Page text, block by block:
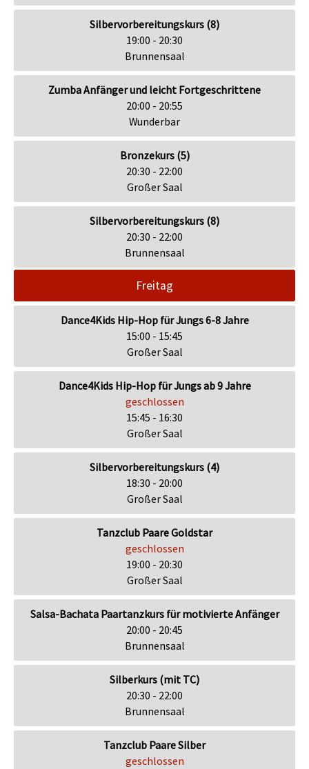
Silbervorbereitungskurs (8)
19:00 - 20:30
Brunnensaal
Zumba Anfänger und leicht Fortgeschrittene
20:00 - 20:55
Wunderbar
Bronzekurs (5)
20:30 - 22:00
Großer Saal
Silbervorbereitungskurs (8)
20:30 - 22:00
Brunnensaal
Freitag
Dance4Kids Hip-Hop für Jungs 6-8 Jahre
15:00 - 15:45
Großer Saal
Dance4Kids Hip-Hop für Jungs ab 9 Jahre
geschlossen
15:45 - 16:30
Großer Saal
Silbervorbereitungskurs (4)
18:30 - 20:00
Großer Saal
Tanzclub Paare Goldstar
geschlossen
19:00 - 20:30
Großer Saal
Salsa-Bachata Paartanzkurs für motivierte Anfänger
20:00 - 20:45
Brunnensaal
Silberkurs (mit TC)
20:30 - 22:00
Brunnensaal
Tanzclub Paare Silber
geschlossen